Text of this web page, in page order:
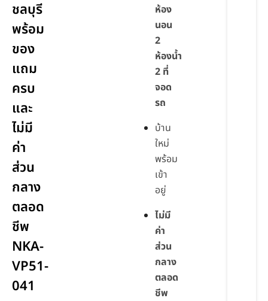
ชลบุรี
พร้อม
ของ
แถม
ครบ
และ
ไม่มี
ค่า
ส่วน
กลาง
ตลอด
ชีพ
NKA-
VP51-
041
ห้อง
นอน
2
ห้องน้ำ
2 ที่
จอด
รถ
บ้าน
ใหม่
พร้อม
เข้า
อยู่
ไม่มี
ค่า
ส่วน
กลาง
ตลอด
ชีพ